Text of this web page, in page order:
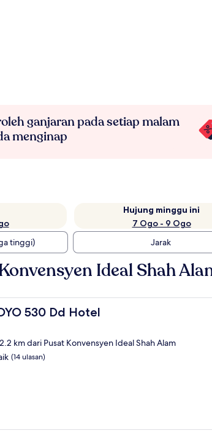
ganjaran pada setiap malam
menginap
Hujung minggu ini
7 Ogo - 9 Ogo
tinggi) Jarak
Ideal Shah
530 Dd Hotel
530 Dd Hotel
km dari Pusat Konvensyen Ideal Shah Alam
(14 ulasan)